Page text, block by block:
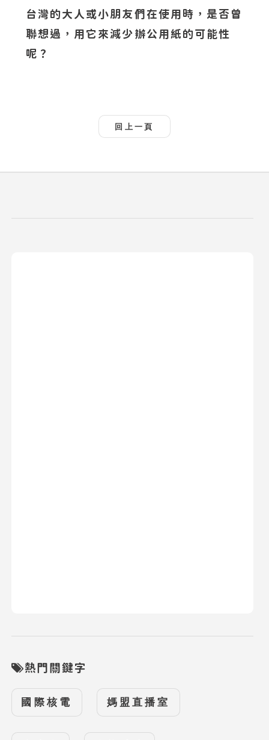
台灣的大人或小朋友們在使用時，是否曾
聯想過，用它來減少辦公用紙的可能性
呢？
熱門關鍵字
國際核電 媽盟直播室